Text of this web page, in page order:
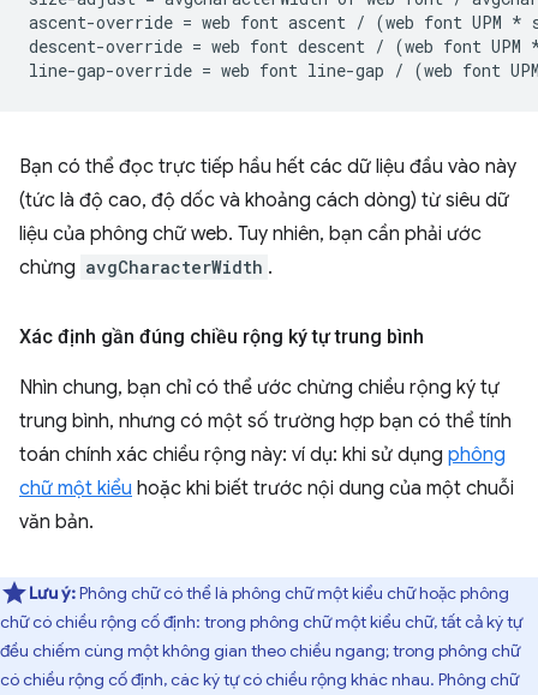
ascent-override = web font ascent / (web font UPM
descent-override = web font descent / (web font
Bạn có thể đọc trực tiếp hầu hết các dữ liệu đầu vào này
(tức là độ cao, độ dốc và khoảng cách dòng) từ siêu dữ
liệu của phông chữ web. Tuy nhiên, bạn cần phải ước
chừng avgCharacterWidth .
Xác định gần đúng chiều rộng ký tự trung bình
Nhìn chung, bạn chỉ có thể ước chừng chiều rộng ký tự
trung bình, nhưng có một số trường hợp bạn có thể tính
toán chính xác chiều rộng này: ví dụ: khi sử dụng phông
chữ một kiểu hoặc khi biết trước nội dung của một chuỗi
văn bản.
Lưu ý:Phông chữ có thể là phông chữ một kiểu chữ hoặc phông
chữ có chiều rộng cố định: trong phông chữ một kiểu chữ, tất cả ký tự
đều chiếm cùng một không gian theo chiều ngang; trong phông chữ
có chiều rộng cố định, các ký tự có chiều rộng khác nhau. Phông chữ